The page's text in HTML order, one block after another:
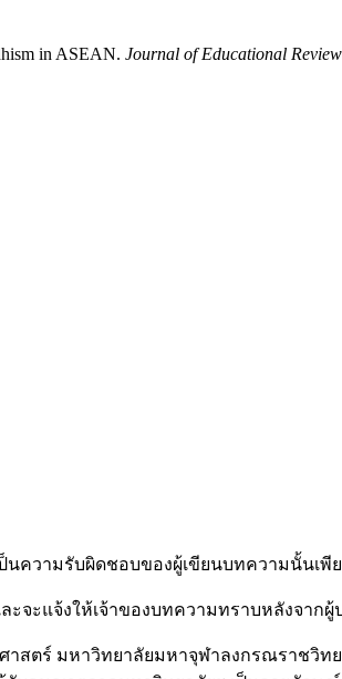
in ASEAN. Journal of Educational
วามรับผิดชอบของผู้เขียนบทความนั้นเพี
ะแจ้งให้เจ้าของบทความทราบหลังจาก
สตร์ มหาวิทยาลัยมหาจุฬาลงกรณราชวิ